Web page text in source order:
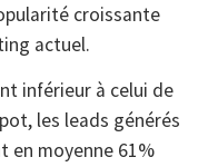
croissante
actuel.
inférieur à celui de
les leads générés
en moyenne 61%